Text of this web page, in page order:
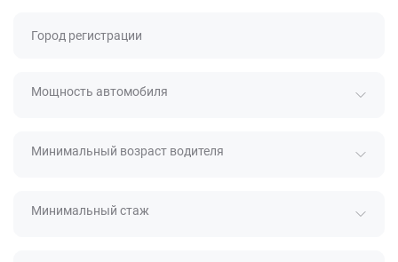
Город регистрации
Мощность автомобиля
Минимальный возраст водителя
Минимальный стаж